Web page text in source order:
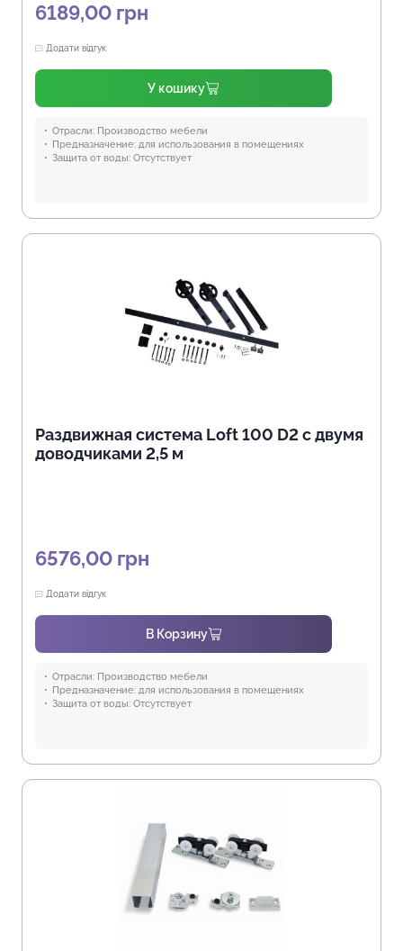
6189,00 грн
Додати відгук
У кошику
Отрасли: Производство мебели
Предназначение: для использования в помещениях
Защита от воды: Отсутствует
Раздвижная система Loft 100 D2 с двумя
доводчиками 2,5 м
6576,00 грн
Додати відгук
В Корзину
Отрасли: Производство мебели
Предназначение: для использования в помещениях
Защита от воды: Отсутствует